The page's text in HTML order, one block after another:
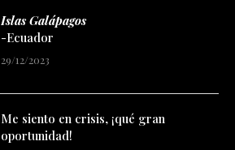
Islas Galápagos
-Ecuador
29/12/2023
Me siento en crisis, ¡qué gran
oportunidad!